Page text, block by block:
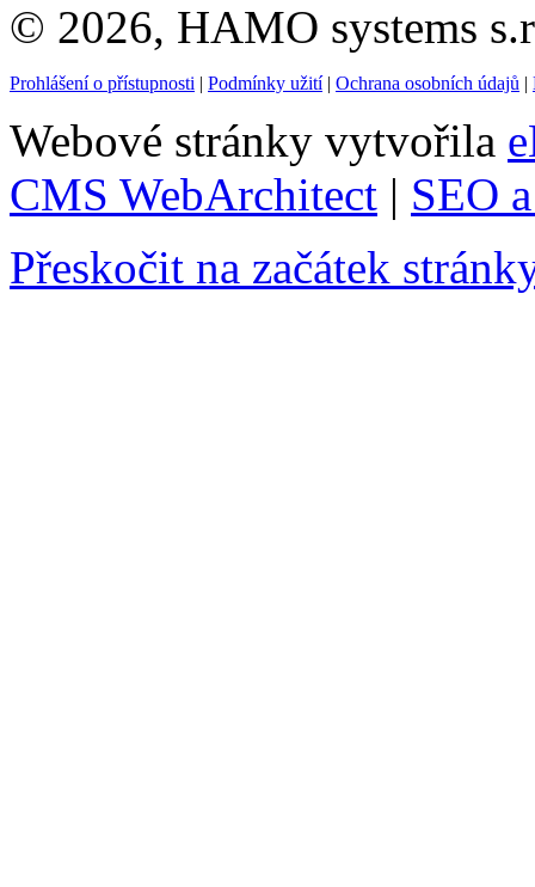
© 2026, HAMO systems
Prohlášení o přístupnosti | Podmínky užití| Ochrana osobních údajů |
Webové stránky vytvořila
CMS WebArchitect | SEO
Přeskočit na začátek